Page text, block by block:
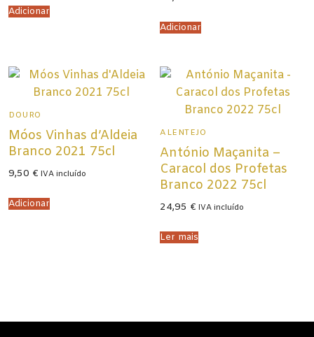
Adicionar
Adicionar
DOURO
Móos Vinhas d’Aldeia
Branco 2021 75cl
9,50 € IVA incluído
Adicionar
ALENTEJO
António Maçanita –
Caracol dos Profetas
Branco 2022 75cl
24,95 € IVA incluído
Ler mais